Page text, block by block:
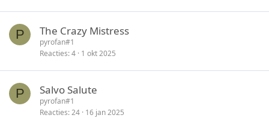
P The Crazy Mistress
pyrofan#1
Reacties 4 1 okt 2025
P Salvo Salute
pyrofan#1
Reacties 24 16 jan 2025